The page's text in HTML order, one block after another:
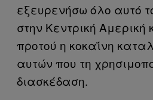
εξευρενήσω όλο αυτό
στην Κεντρική Αμερική
προτού η κοκαΐνη
αυτών που τη
διασκέδαση.